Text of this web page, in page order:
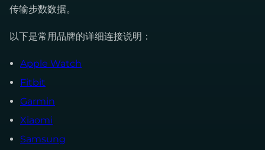
传输步数数据。
以下是常用品牌的详细连接说明：
Apple Watch
Fitbit
Garmin
Xiaomi
Samsung